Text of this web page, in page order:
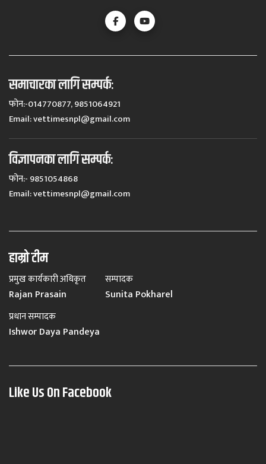
समाचारका लागि सम्पर्कः
फोन:-014770877, 9851064921
Email:vettimesnpl@gmail.com
विज्ञापनका लागि सम्पर्कः
फोन:- 9851054868
Email:vettimesnpl@gmail.com
हाम्रो टीम
प्रमुख कार्यकारी अधिकृत
Rajan Prasain
सम्पादक
Sunita Pokharel
प्रधान सम्पादक
Ishwor Daya Pandeya
Like Us On Facebook